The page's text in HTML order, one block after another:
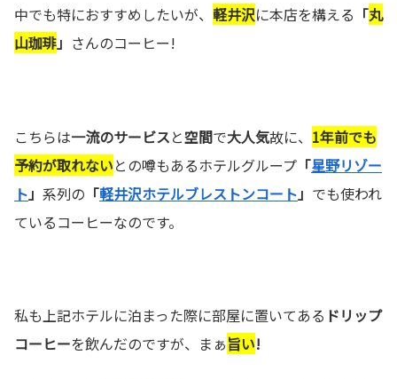
中でも特におすすめしたいが、 軽井沢に本店を構える 「丸
山珈琲」 さんのコーヒー!
こちらは一流のサービスと空間で大人気故に、 1年前でも
予約が取れないとの噂もあるホテルグループ 「星野リゾー
ト 」 系列の 「軽井沢ホテルブレストンコート 」 でも使われ
ているコーヒーなのです。
私も上記ホテルに泊まった際に部屋に置いてある ドリップ
コーヒーを飲んだのですが、まぁ旨い!